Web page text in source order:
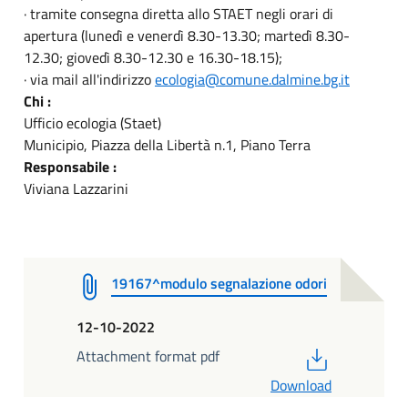
· tramite consegna diretta allo STAET negli orari di
apertura (lunedì e venerdì 8.30-13.30; martedì 8.30-
12.30; giovedì 8.30-12.30 e 16.30-18.15);
· via mail all'indirizzoecologia@comune.dalmine.bg.it
Chi :
Ufficio ecologia (Staet)
Municipio, Piazza della Libertà n.1, Piano Terra
Responsabile :
Viviana Lazzarini
19167^modulo segnalazione odori
12-10-2022
Attachment format pdf
Download